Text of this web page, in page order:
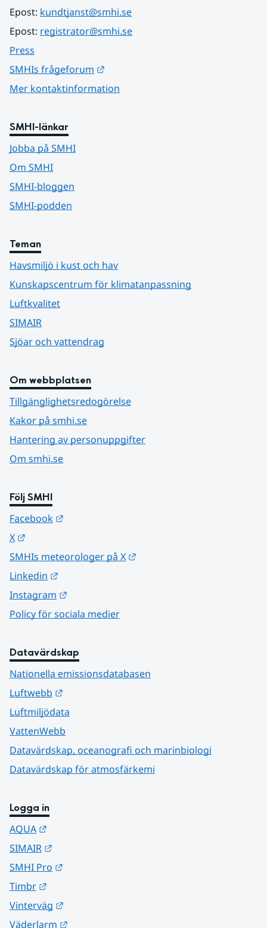
Epost: kundtjanst@smhi.se
Epost: registrator@smhi.se
Press
SMHIs frågeforum
Mer kontaktinformation
SMHI-länkar
Jobba på SMHI
Om SMHI
SMHI-bloggen
SMHI-podden
Teman
Havsmiljö i kust och hav
Kunskapscentrum för klimatanpassning
Luftkvalitet
SIMAIR
Sjöar och vattendrag
Om webbplatsen
Tillgänglighetsredogörelse
Kakor på smhi.se
Hantering av personuppgifter
Om smhi.se
Följ SMHI
Facebook
X
SMHIs meteorologer på X
Linkedin
Instagram
Policy för sociala medier
Datavärdskap
Nationella emissionsdatabasen
Luftwebb
Luftmiljödata
VattenWebb
Datavärdskap, oceanografi och marinbiologi
Datavärdskap för atmosfärkemi
Logga in
AQUA
SIMAIR
SMHI Pro
Timbr
Vinterväg
Väderlarm